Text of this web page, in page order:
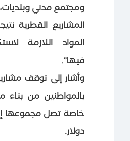
ومجتمع مدني
المشاريع القطرية
المواد اللازمة
فيها”.
وأشار إلى توقف
بالمواطنين من
دولار.